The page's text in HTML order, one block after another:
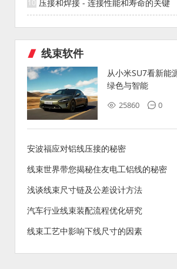
压接和焊接 - 连接性能和寿命的关键
线束软件
从小米SU7看新能
绿色与智能
25860 0
安波福应对铝线压接的秘密
线束世界带您揭秘住友电工铝线的秘密
浅谈线束尺寸链及公差设计方法
汽车行业线束装配流程优化研究
线束工艺中影响下线尺寸的因素